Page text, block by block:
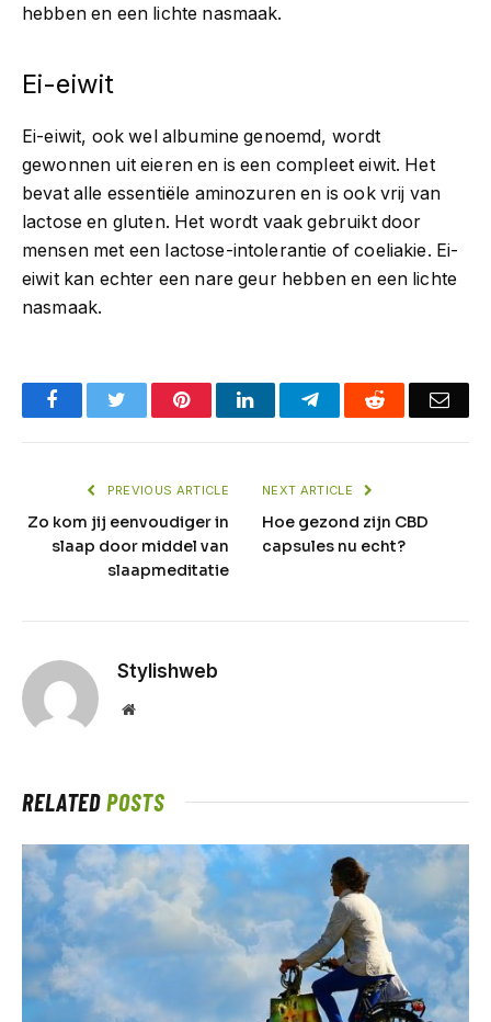
hebben en een lichte nasmaak.
Ei-eiwit
Ei-eiwit, ook wel albumine genoemd, wordt
gewonnen uit eieren en is een compleet eiwit. Het
bevat alle essentiële aminozuren en is ook vrij van
lactose en gluten. Het wordt vaak gebruikt door
mensen met een lactose-intolerantie of coeliakie. Ei-
eiwit kan echter een nare geur hebben en een lichte
nasmaak.
FacebookTwitter PinterestLinkedInTelegramReddit
PREVIOUS ARTICLE
Zo kom jij eenvoudiger in
slaap door middel van
slaapmeditatie
NEXT ARTICLE
Hoe gezond zijn CBD
capsules nu echt?
Stylishweb
Website
RELATEDPOSTS